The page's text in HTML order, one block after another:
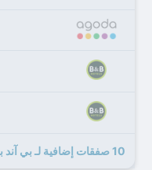
10 صفقات إضافية لـ بي آند بي هوتولنإيرفرت إلف بي